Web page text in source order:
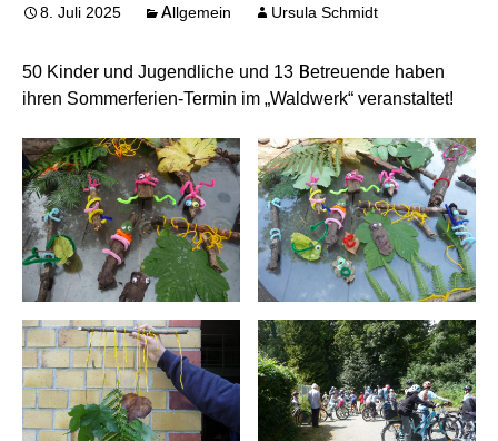
8. Juli 2025 Allgemein Ursula Schmidt
50 Kinder und Jugendliche und 13 Betreuende haben
ihren Sommerferien-Termin im „Waldwerk“ veranstaltet!